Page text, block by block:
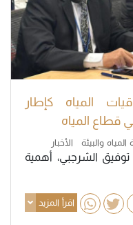
المياه كإطار
قطاع المياه
المياه والبيئة الأخبار
توفيق الشرجبي، أهمية
اقرأ المزيد